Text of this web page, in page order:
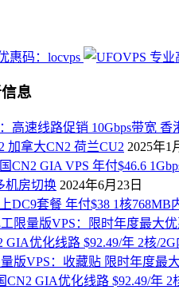
息
加拿大CN2 荷兰CU2 2025年1
机房切换 2024年6月23日
GIA优化线路 $92.49/年 2核/
GIA优化线路 $92.49/年